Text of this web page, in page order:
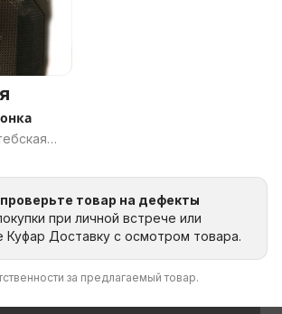
товар на дефекты
при личной встрече или
Куфар Доставку с осмотром товара.
за предлагаемый товар.